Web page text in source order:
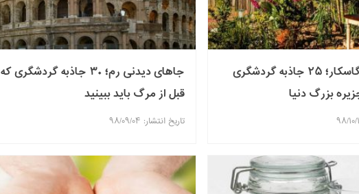
جزیره ماداگاسکار؛ ۲۵ جاذبه گردشگری
بزرگ دنیا
جاهای دیدنی رم؛ ۳۰ جاذبه گردشگری که
قبل از مرگ باید ببینید
تاریخ انتشار: ۹۸/۰۹/۰۴